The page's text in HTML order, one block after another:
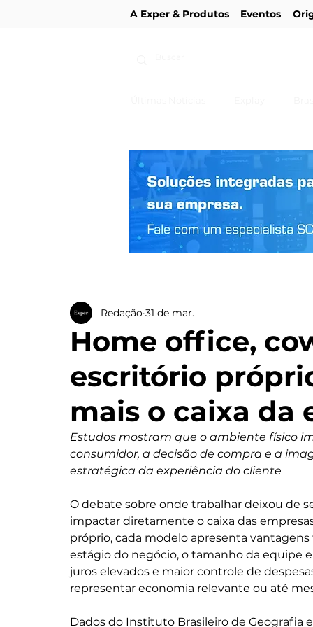
A Exper & Produtos Eventos
Home office,
escritório
mais o caixa da
Redação 31 de mar.
Estudos mostram que o ambiente físico
consumidor, a decisão de compra e a
estratégica da experiência do cliente
O debate sobre onde trabalhar deixou de
impactar diretamente o caixa das
próprio, cada modelo apresenta
estágio do negócio, o tamanho da equipe
juros elevados e maior controle de
representar economia relevante ou até
Dados do Instituto Brasileiro de Geografia